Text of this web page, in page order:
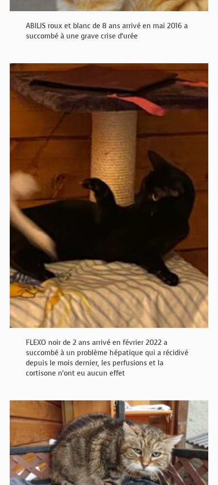
ABILIS roux et blanc de 8 ans arrivé en mai 2016 a
succombé à une grave crise d’urée
FLEXO noir de 2 ans arrivé en février 2022 a
succombé à un problème hépatique qui a récidivé
depuis le mois dernier, les perfusions et la
cortisone n’ont eu aucun effet